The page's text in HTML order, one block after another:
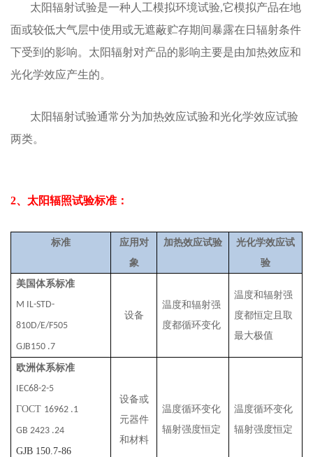
太阳辐射试验是一种人工模拟环境试验,它模拟产品在地
面或较低大气层中使用或无遮蔽贮存期间暴露在日辐射条件
下受到的影响。太阳辐射对产品的影响主要是由加热效应和
光化学效应产生的。
太阳辐射试验通常分为加热效应试验和光化学效应试验
两类。
2、太阳辐照试验标准：
标准
应用对
象
加热效应试验
光化学效应试
验
美国体系标准
M IL-STD-
810D/E/F505
GJB150 .7
设备
温度和辐射强
度都循环变化
温度和辐射强
度都恒定且取
最大极值
欧洲体系标准
IEC68-2-5
ГOCT 16962 .1
GB 2423 .24
GJB 150.7-86
设备或
元器件
和材料
温度循环变化
辐射强度恒定
温度循环变化
辐射强度恒定